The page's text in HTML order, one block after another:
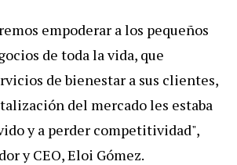
empoderar a los pequeños
de toda la vida, que
de bienestar a sus clientes,
del mercado les estaba
y a perder competitividad",
y CEO, Eloi Gómez.